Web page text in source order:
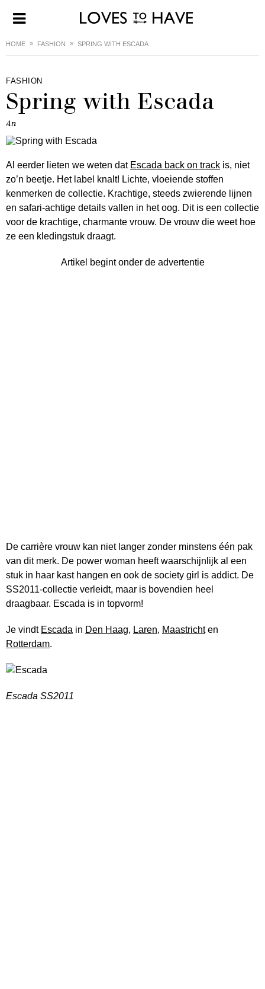
HOME FASHION SPRING WITH ESCADA
FASHION
Spring with Escada
An
Al eerder lieten we weten dat Escada back on track is, niet
zo’n beetje. Het label knalt! Lichte, vloeiende stoffen
kenmerken de collectie. Krachtige, steeds zwierende lijnen
en safari-achtige details vallen in het oog. Dit is een collectie
voor de krachtige, charmante vrouw. De vrouw die weet hoe
ze een kledingstuk draagt.
Artikel begint onder de advertentie
De carrière vrouw kan niet langer zonder minstens één pak
van dit merk. De power woman heeft waarschijnlijk al een
stuk in haar kast hangen en ook de society girl is addict. De
SS2011-collectie verleidt, maar is bovendien heel
draagbaar. Escada is in topvorm!
Je vindt Escada in Den Haag, Laren, Maastrichten
Rotterdam.
Escada SS2011